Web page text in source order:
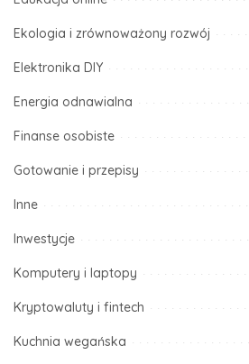
Ekologia i zrównoważony rozwój
Elektronika DIY
Energia odnawialna
Finanse osobiste
Gotowanie i przepisy
Inne
Inwestycje
Komputery i laptopy
Kryptowaluty i fintech
Kuchnia wegańska